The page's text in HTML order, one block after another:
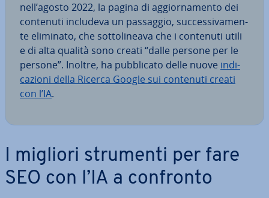
nell’agosto 2022, la pagina di ag­gior­na­men­to dei
contenuti includeva un passaggio, suc­ces­si­va­men­
te eliminato, che sot­to­li­nea­va che i contenuti utili
e di alta qualità sono creati “dalle persone per le
persone”. Inoltre, ha pub­bli­ca­to delle nuove in­di­
ca­zio­ni della Ricerca Google sui contenuti creati
con l’IA.
I migliori strumenti per fare
SEO con l’IA a confronto